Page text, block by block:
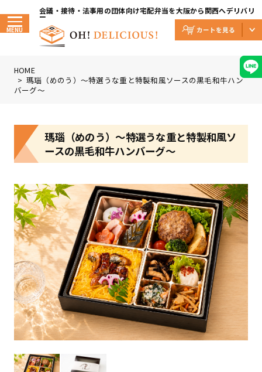
the
content
会議・接待・法事用の団体向け宅配弁当を大阪から関西へデリバリ
ー
MENU
HOME
瑪瑙（めのう）〜特選うな重と特製和風ソースの黒毛和牛ハン
バーグ〜
瑪瑙（めのう）〜特選うな重と特製和風ソ
ースの黒毛和牛ハンバーグ〜